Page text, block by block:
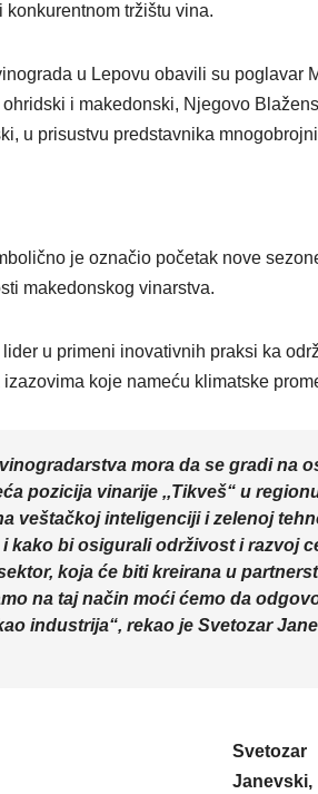
tržištu vina.
u Lepovu obavili su poglavar
i makedonski, Njegovo
u prisustvu predstavnika
je označio početak nove
makedonskog vinarstva.
lider u primeni inovativnih praksi ka
koje nameću klimatske
mora da se gradi na
pozicija vinarije ,,Tikveš“ u
veštačkoj inteligenciji i zelenoj
kako bi osigurali održivost i razvoj
koja će biti kreirana u
na taj način moći ćemo da
industrija“, rekao je Svetozar
Svetozar
Janevski,